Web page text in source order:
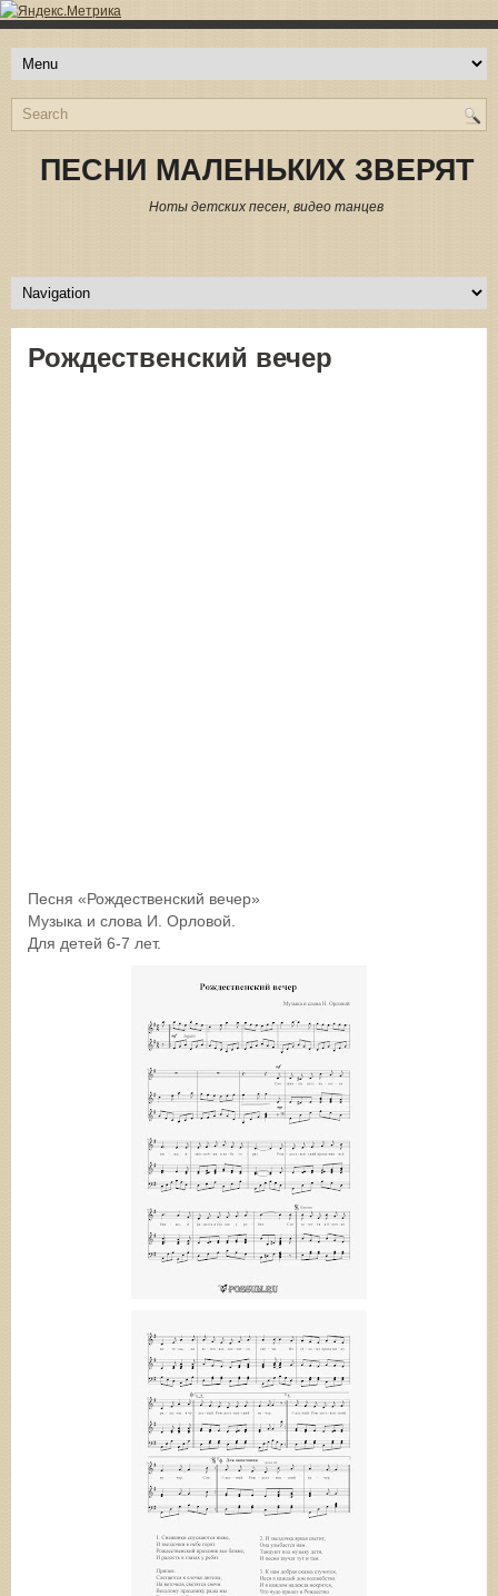
ПЕСНИ МАЛЕНЬКИХ ЗВЕРЯТ
Ноты детских песен, видео танцев
Рождественский вечер
Песня «Рождественский вечер»
Музыка и слова И. Орловой.
Для детей 6-7 лет.